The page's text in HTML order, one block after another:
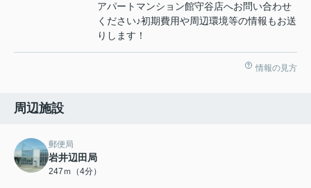
アパートマンション館守谷店へお問い合わせ
ください♪初期費用や周辺環境等の情報もお送
りします！
情報の見方
周辺施設
郵便局
岩井辺田局
247ｍ（4分）